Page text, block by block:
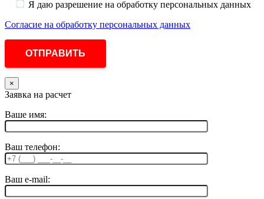
Я даю разрешение на обработку персональных данных
Согласие на обработку персональных данных
×
Заявка на расчет
Ваше имя:
Ваш телефон:
Ваш e-mail: